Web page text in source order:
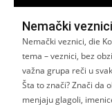
Nemački veznici
Nemački veznici, die
tema – veznici, bez
važna grupa reči u
Šta to znači? Znači da
menjaju glagoli,